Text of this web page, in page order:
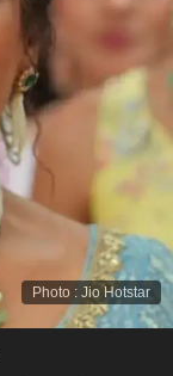
Photo : Jio Hotstar